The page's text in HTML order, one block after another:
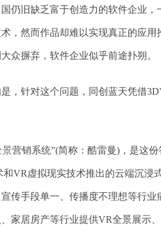
仍旧缺乏富于创造力的软件企业
，然而作品却难以实现真正的应
众摒弃，软件企业似乎前途扑朔。
，针对这个问题，同创蓝天凭借3D
景营销系统”(简称：酷雷曼)，是这
和VR虚拟现实技术推出的云端沉浸
传手段单一、传播度不理想等行
家居房产等行业提供VR全景展示